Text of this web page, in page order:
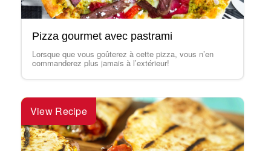
Pizza gourmet avec pastrami
Lorsque que vous goûterez à cette pizza, vous n’en
commanderez plus jamais à l’extérieur!
View Recipe